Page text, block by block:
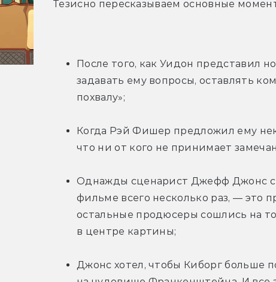
Тезисно пересказываем основные
После того, как Уидон представил
задавать ему вопросы, оставлять
похвалу»;
Когда Рэй Фишер предложил ему
что ни от кого не принимает
Однажды сценарист Джефф Джонс
фильме всего несколько раз, — это
остальные продюсеры сошлись на
в центре картины;
Джонс хотел, чтобы Киборг больше